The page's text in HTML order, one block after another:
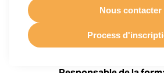
Nous contacter
Process